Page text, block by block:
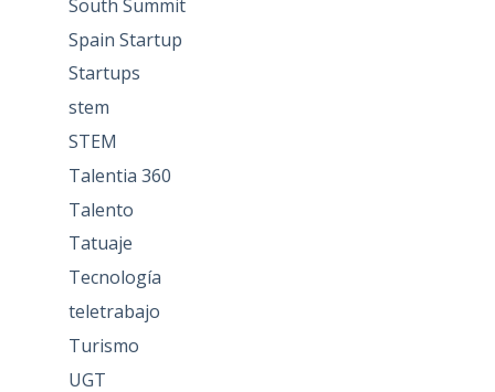
South Summit
Spain Startup
Startups
stem
STEM
Talentia 360
Talento
Tatuaje
Tecnología
teletrabajo
Turismo
UGT